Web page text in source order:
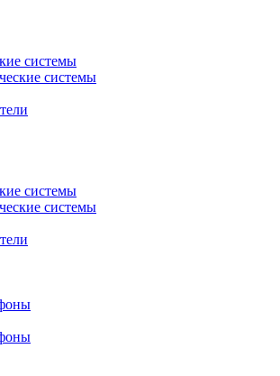
системы
системы
системы
системы